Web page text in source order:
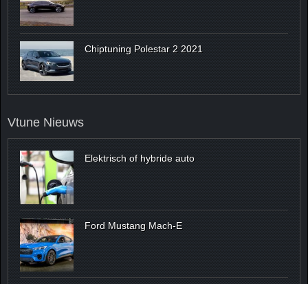
Chiptuning Polestar 2 2021
Vtune Nieuws
Elektrisch of hybride auto
Ford Mustang Mach-E